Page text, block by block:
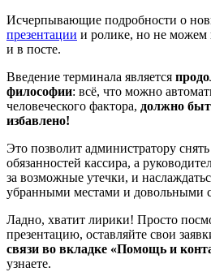
Исчерпывающие подробности о
презентации и ролике, но не можем
и в посте.
Введение терминала является
философии: всё, что можно
человеческого фактора, должно
избавлено!
Это позволит администратору
обязанностей кассира, а
за возможные утечки, и
убранными местами и довольными
Ладно, хватит лирики! Просто
презентацию, оставляйте свои
связи во вкладке «Помощь и
узнаете.